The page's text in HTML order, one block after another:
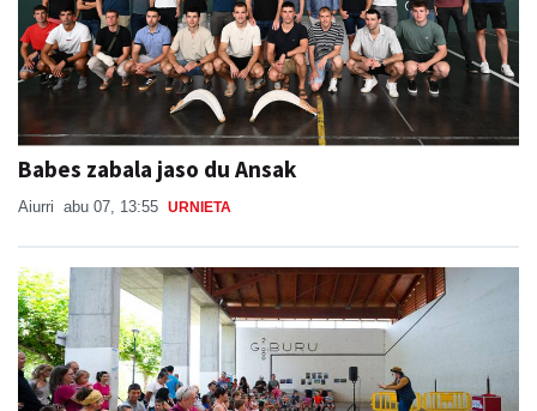
Babes zabala jaso du Ansak
Aiurri abu 07, 13:55 URNIETA